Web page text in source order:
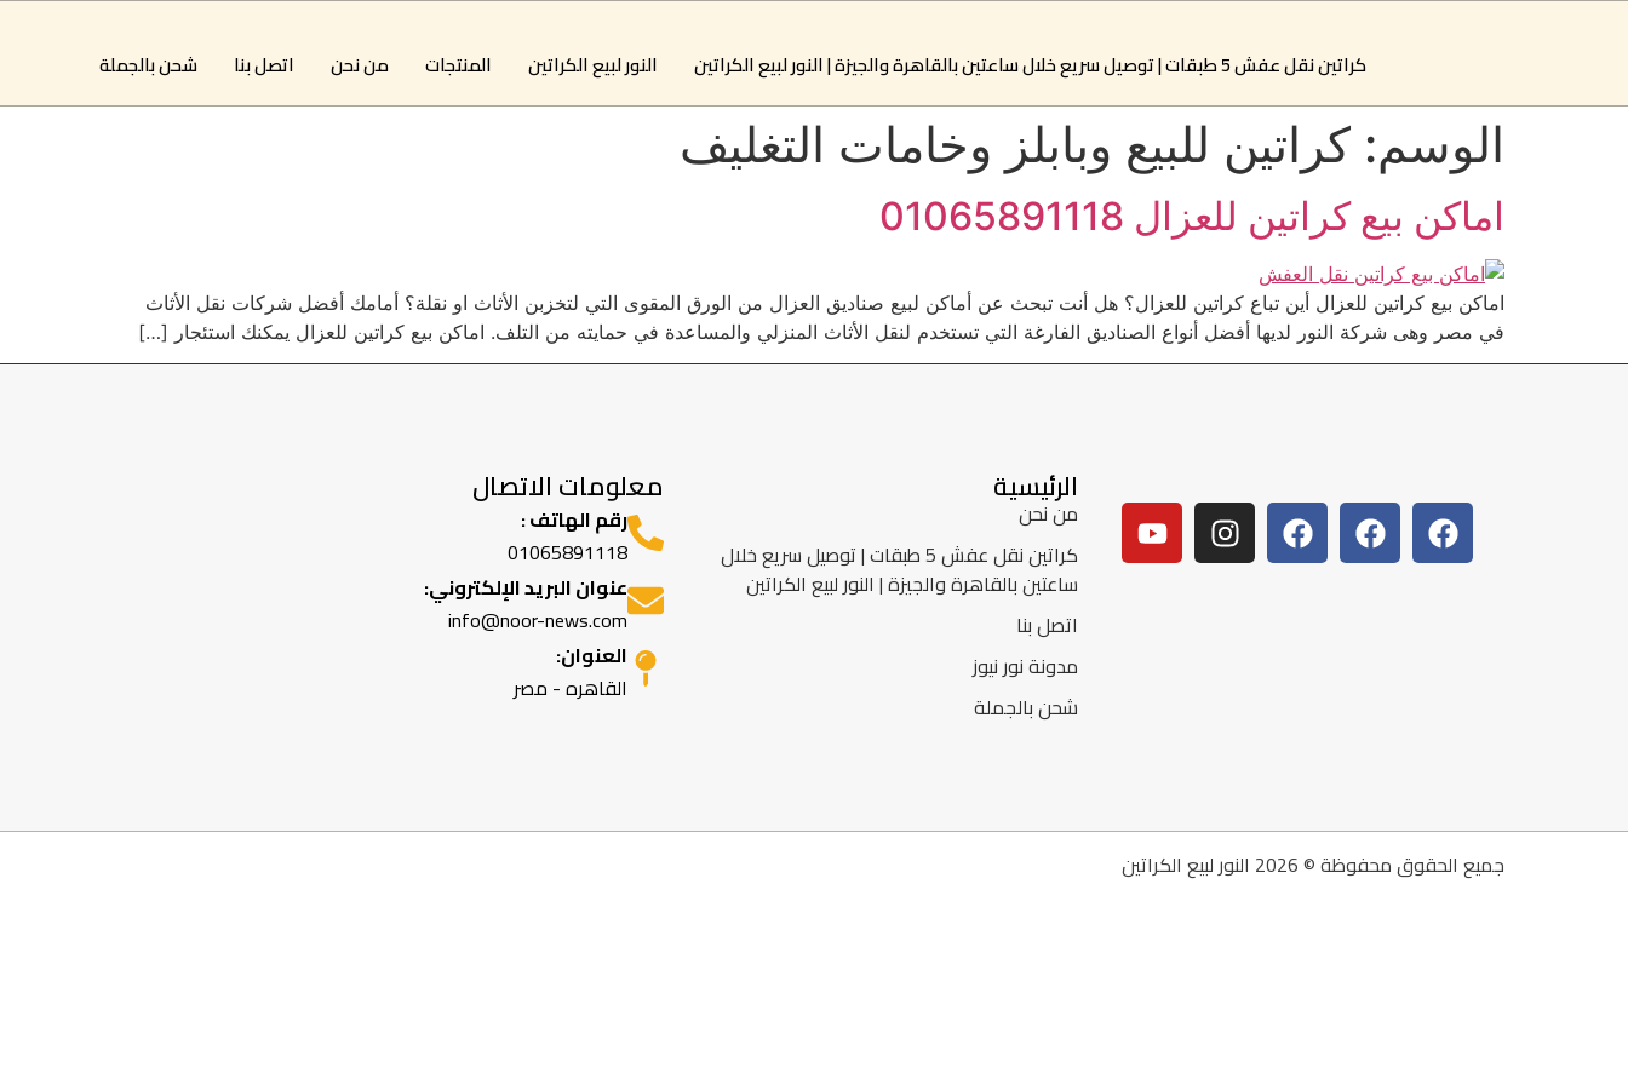
كراتين نقل عفش 5 طبقات | توصيل سريع خلال ساعتين بالقاهرة والجيزة | النور لبيع الكراتين النور لبيع الكراتين المنتجات من نحن اتصل بنا شحن بالجملة
الوسم: كراتين للبيع وبابلز وخامات التغليف
اماكن بيع كراتين للعزال 01065891118
اماكن بيع كراتين للعزال أين تباع كراتين للعزال؟ هل أنت تبحث عن أماكن لبيع صناديق العزال من الورق المقوى التي لتخزبن الأثاث او نقلة؟ أمامك أفضل شركات نقل الأثاث
في مصر وهى شركة النور لديها أفضل أنواع الصناديق الفارغة التي تستخدم لنقل الأثاث المنزلي والمساعدة في حمايته من التلف. اماكن بيع كراتين للعزال يمكنك استئجار […]
الرئيسية
من نحن
كراتين نقل عفش 5 طبقات | توصيل سريع خلال
ساعتين بالقاهرة والجيزة | النور لبيع الكراتين
اتصل بنا
مدونة نور نيوز
شحن بالجملة
معلومات الاتصال
رقم الهاتف :
01065891118
عنوان البريد الإلكتروني:
info@noor-news.com
العنوان:
القاهره - مصر
جميع الحقوق محفوظة © 2026 النور لبيع الكراتين